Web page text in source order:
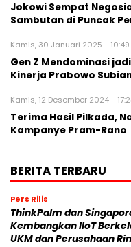
Jokowi Sempat
Sambutan di Puncak
Kamis, 30 Januari 2025 - 10:49
Gen Z Mendominasi
Kinerja Prabowo
Kamis, 12 Desember 2024 -
Terima Hasil Pilkada,
Kampanye Pram-Rano
BERITA TERBARU
Pers Rilis
ThinkPalm dan
Kembangkan IIoT
UKM dan Perusahaan